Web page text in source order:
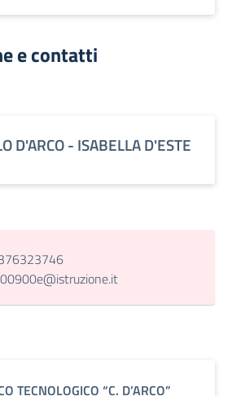
e contatti
D'ARCO - ISABELLA D'ESTE
TECNOLOGICO “C. D’ARCO”